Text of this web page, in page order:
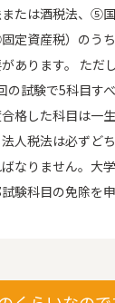
たは酒税法、⑤
定資産税）のう
あります。 ただ
の試験で5科目す
格した科目は一生
人税法は必ずど
なりません。大
験科目の免除を